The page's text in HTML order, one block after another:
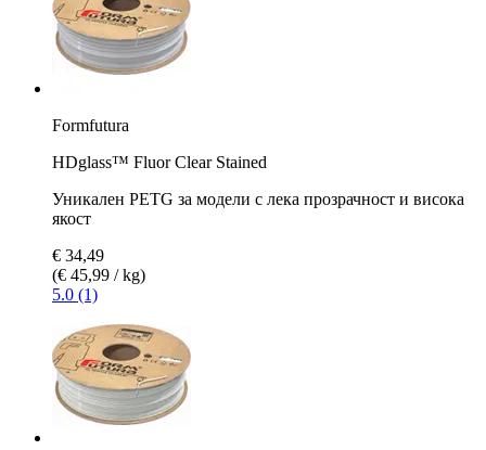
Formfutura
HDglass™ Fluor Clear Stained
Уникален PETG за модели с лека прозрачност и висока
якост
€ 34,49
(€ 45,99 / kg)
5.0 (1)